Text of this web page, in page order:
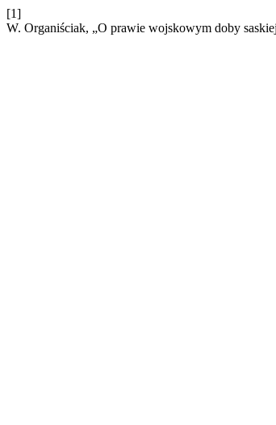
[1]
W. Organiściak, „O prawie wojskowym doby